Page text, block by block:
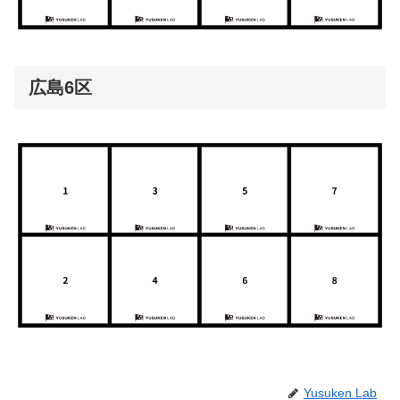
広島6区
Yusuken Lab